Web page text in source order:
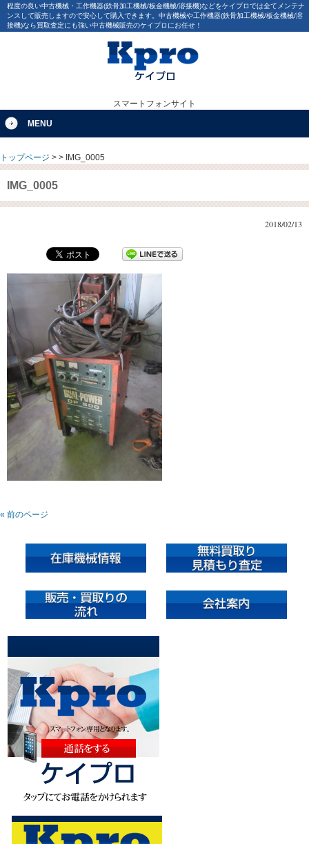
程度の良い中古機械・工作機器(鉄骨加工機械/板金機械/溶接機)などをケイプロでは全てメンテナ
ンスして販売しますので安心して購入できます。中古機械や工作機器(鉄骨加工機械/板金機械/溶
接機)なら買取査定にも強い中古機械販売のケイプロにお任せ！
スマートフォンサイト
MENU
トップページ > > IMG_0005
IMG_0005
2018/02/13
« 前のページ